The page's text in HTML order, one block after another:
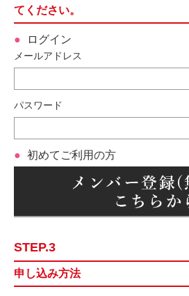
てください。
ログイン
メールアドレス
パスワード
初めてご利用の方
STEP.3
申し込み方法